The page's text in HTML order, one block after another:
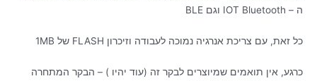
ה – IOT Bluetooth וגם BLE
כל זאת, עם צריכת אנרגיה נמוכה לעבודה וזיכרון FLASH של 1MB
כרגע, אין תואמים שמיוצרים לבקר זה (עוד יהיו ) – הבקר המתחרה